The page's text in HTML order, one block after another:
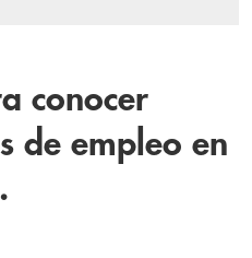
conocer
de empleo en